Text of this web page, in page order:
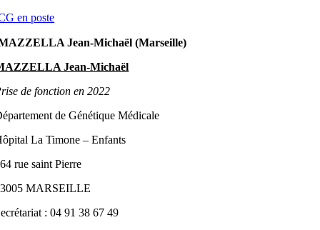
en poste
Jean-Michaël (Marseille)
Jean-Michaël
de fonction en 2022
de Génétique Médicale
La Timone – Enfants
rue saint Pierre
MARSEILLE
: 04 91 38 67 49